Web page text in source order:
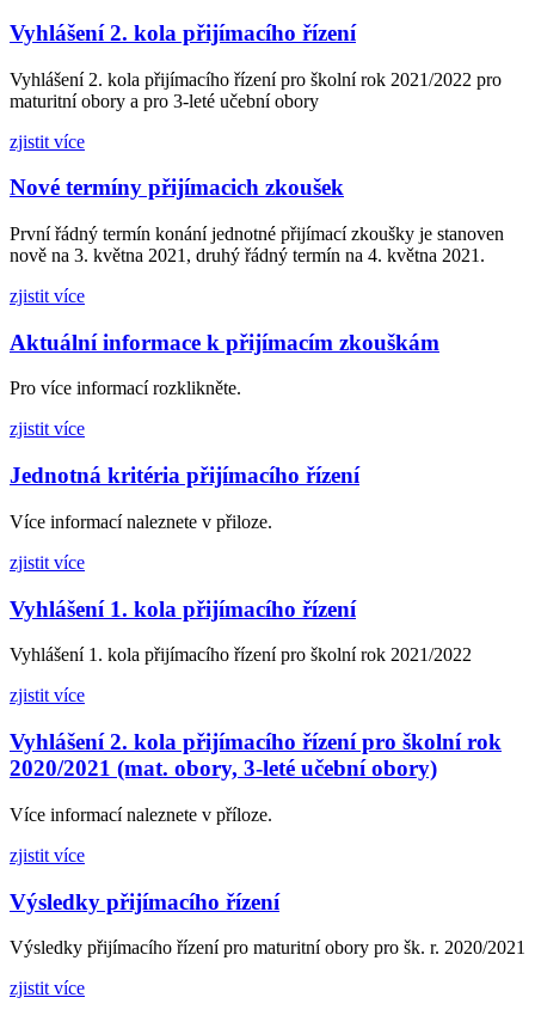
Vyhlášení 2. kola přijímacího řízení
Vyhlášení 2. kola přijímacího řízení pro školní rok 2021/2022 pro
maturitní obory a pro 3-leté učební obory
zjistit více
Nové termíny přijímacich zkoušek
První řádný termín konání jednotné přijímací zkoušky je stanoven
nově na 3. května 2021, druhý řádný termín na 4. května 2021.
zjistit více
Aktuální informace k přijímacím zkouškám
Pro více informací rozklikněte.
zjistit více
Jednotná kritéria přijímacího řízení
Více informací naleznete v přiloze.
zjistit více
Vyhlášení 1. kola přijímacího řízení
Vyhlášení 1. kola přijímacího řízení pro školní rok 2021/2022
zjistit více
Vyhlášení 2. kola přijímacího řízení pro školní rok
2020/2021 (mat. obory, 3-leté učební obory)
Více informací naleznete v příloze.
zjistit více
Výsledky přijímacího řízení
Výsledky přijímacího řízení pro maturitní obory pro šk. r. 2020/2021
zjistit více